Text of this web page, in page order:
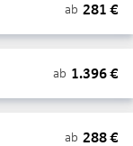
ab 281 €
ab 1.396€
ab 288€